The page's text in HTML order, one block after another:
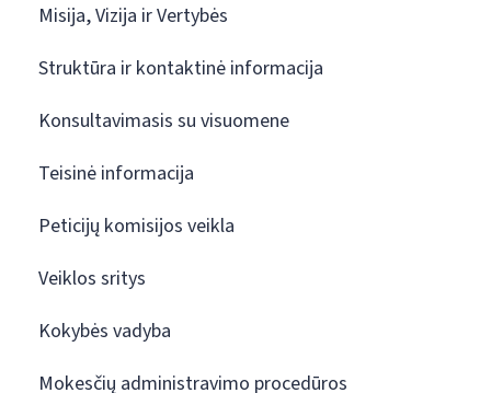
Misija, Vizija ir Vertybės
Struktūra ir kontaktinė informacija
Konsultavimasis su visuomene
Teisinė informacija
Peticijų komisijos veikla
Veiklos sritys
Kokybės vadyba
Mokesčių administravimo procedūros